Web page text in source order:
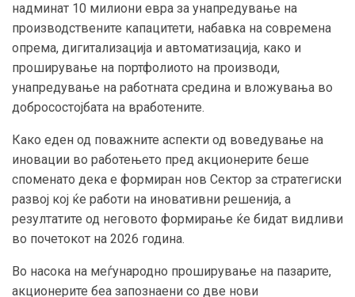
надминат 10 милиони евра за унапредување на
производствените капацитети, набавка на современа
опрема, дигитализација и автоматизација, како и
проширување на портфолиото на производи,
унапредување на работната средина и вложувања во
добросостојбата на вработените.
Како еден од поважните аспекти од воведување на
иновации во работењето пред акционерите беше
споменато дека е формиран нов Сектор за стратегиски
развој кој ќе работи на иновативни решенија, а
резултатите од неговото формирање ќе бидат видливи
во почетокот на 2026 година.
Во насока на меѓународно проширување на пазарите,
акционерите беа запознаени со две нови